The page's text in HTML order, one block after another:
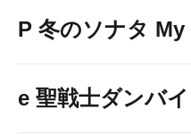
P 冬のソナタ
e 聖戦士ダンバ